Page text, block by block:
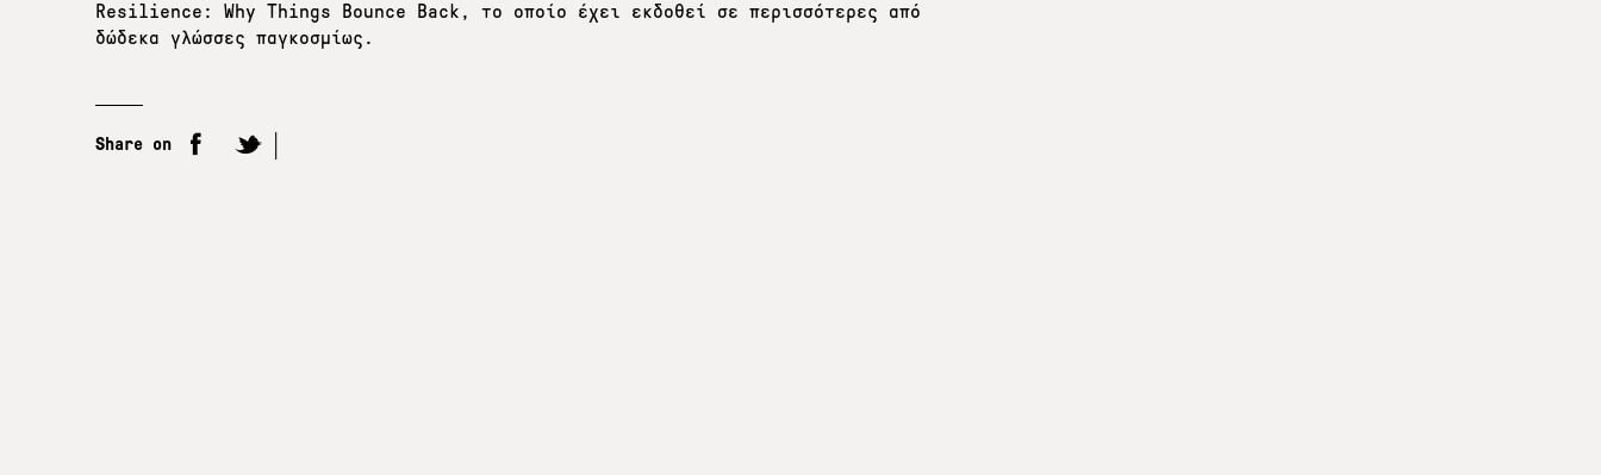
Resilience: Why Things Bounce Back, το οποίο έχει εκδοθεί σε περισσότερες από
δώδεκα γλώσσες παγκοσμίως.
Share on